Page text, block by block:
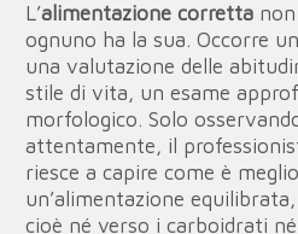
L’alimentazione corretta
ognuno ha la sua. Occorre
una valutazione delle
stile di vita, un esame
morfologico. Solo
attentamente, il
riesce a capire come è
un’alimentazione
cioè né verso i carboidrati